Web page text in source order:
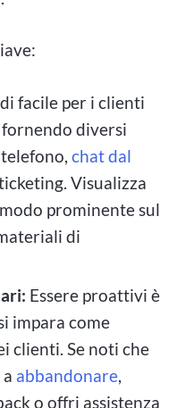
facile per i clienti
diversi
chat dal
Visualizza
prominente sul
di
Essere proattivi è
impara come
clienti. Se noti che
abbandonare,
o offri assistenza